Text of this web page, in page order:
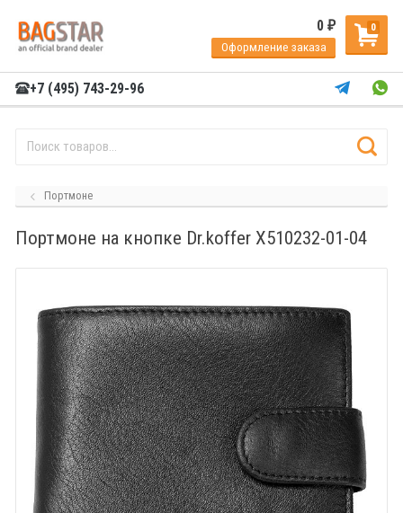
0
0₽
Оформление заказа
+7 (495) 743-29-96
Портмоне
Портмоне на кнопке Dr.koffer X510232-01-04